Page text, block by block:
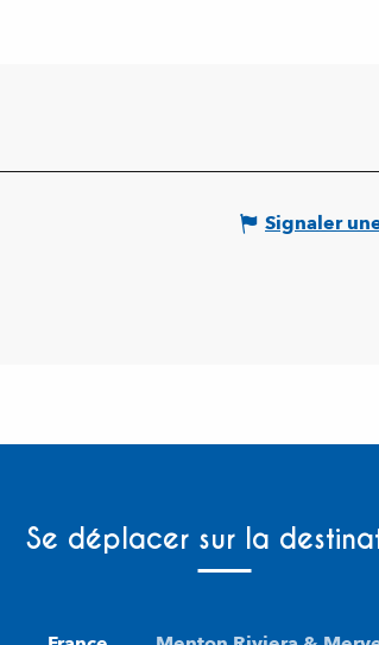
Signaler
Se déplacer sur la